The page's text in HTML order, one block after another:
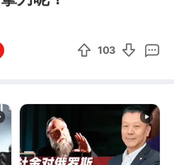
103